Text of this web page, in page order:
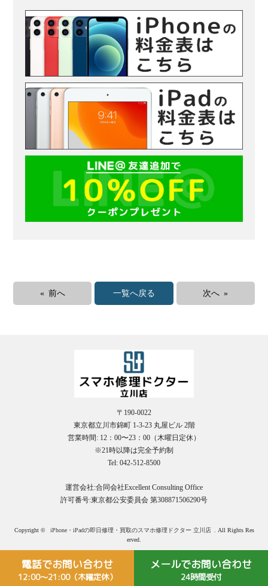
« 前へ 一覧へ戻る 次へ »
〒190-0022
東京都立川市錦町 1-3-23 丸屋ビル 2階
営業時間: 12：00〜23：00（木曜日定休）
※21時以降は完全予約制
Tel: 042-512-8500
運営会社:合同会社Excellent Consulting Office
許可番号:東京都公安委員会 第308871506290号
Copyright © iPhone・iPadの即日修理・買取のスマホ修理ドクター 立川店
. All Rights Res
erved.
電話でお問い合わせ
12:00〜21:00（木曜定休）
メールでお問い合わせ
24時間受付